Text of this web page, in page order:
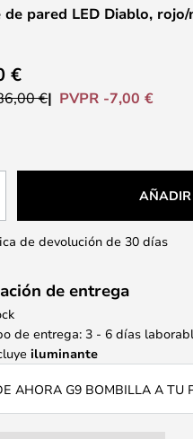
de pared LED Diablo,
€
€ PVPR -7,00 €
de devolución de 30 días
de entrega
de entrega: 3 - 6 días
iluminante
AHORA G9 BOMBILLA A TU